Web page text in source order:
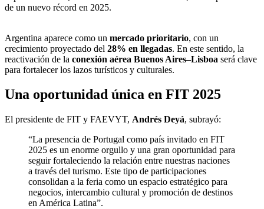
de un nuevo récord en 2025.
Argentina aparece como un mercado prioritario, con un
crecimiento proyectado del 28% en llegadas. En este sentido, la
reactivación de la conexión aérea Buenos Aires–Lisboa será clave
para fortalecer los lazos turísticos y culturales.
Una oportunidad única en FIT 2025
El presidente de FIT y FAEVYT, Andrés Deyá, subrayó:
“La presencia de Portugal como país invitado en FIT
2025 es un enorme orgullo y una gran oportunidad para
seguir fortaleciendo la relación entre nuestras naciones
a través del turismo. Este tipo de participaciones
consolidan a la feria como un espacio estratégico para
negocios, intercambio cultural y promoción de destinos
en América Latina”.